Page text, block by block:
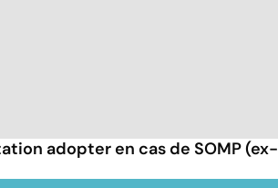
adopter en cas de SOMP (ex-